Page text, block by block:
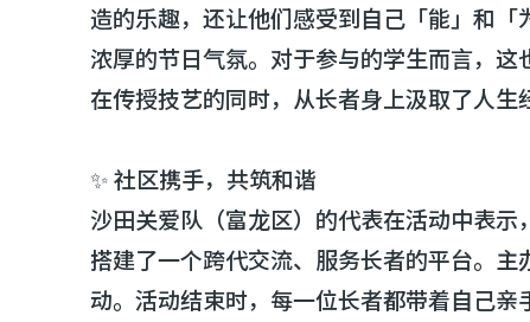
造的乐趣，还让他们感受到自己「能」和
浓厚的节日气氛。对于参与的学生而言，
在传授技艺的同时，从长者身上汲取了人生
✨ 社区携手，共筑和谐
沙田关爱队（富龙区）的代表在活动中表
搭建了一个跨代交流、服务长者的平台。
动。活动结束时，每一位长者都带着自己